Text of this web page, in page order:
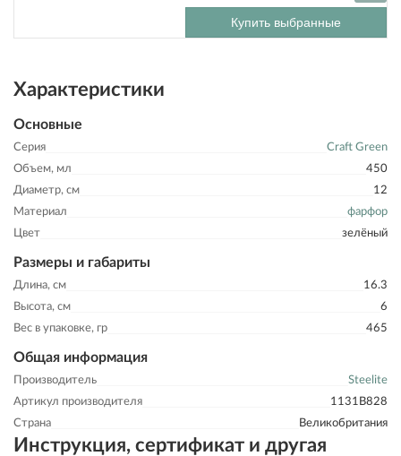
Купить выбранные
Характеристики
Основные
Серия
Craft Green
Объем, мл
450
Диаметр, см
12
Материал
фарфор
Цвет
зелёный
Размеры и габариты
Длина, см
16.3
Высота, см
6
Вес в упаковке, гр
465
Общая информация
Производитель
Steelite
Артикул производителя
1131B828
Страна
Великобритания
Инструкция, сертификат и другая